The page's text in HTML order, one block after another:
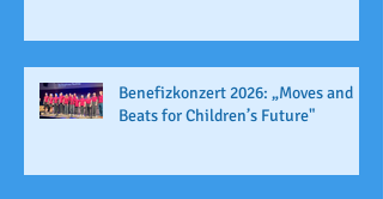
Benefizkonzert 2026: „Moves and
Beats for Children’s Future"